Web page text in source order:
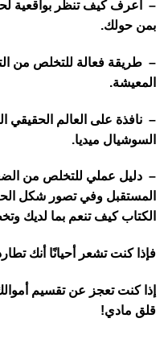
– اعرف كيف تنظر بواقعية
بمن حولك.
– طريقة فعالة للتخلص من
المعيشة.
– نافذة على العالم الحقيقي
السوشيال ميديا.
– دليل عملي للتخلص من
المستقبل وفي تصور شكل
الكتاب كيف تنعم بما لديك
فإذا كنت تشعر أحيانًا أنك
إذا كنت تعجز عن تقسيم
قلق مادي!